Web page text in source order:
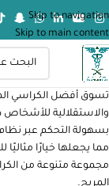
Skip to navigation
Skip to main content
تسوق أفضل الكراسي
والاستقلالية للأشخاص
بسهولة التحكم عبر
مما يجعلها خيارًا
مجموعة متنوعة من
المريح.